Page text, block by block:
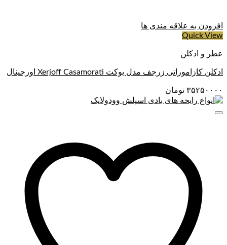
افزودن به علاقه مندی ها
Quick View
عطر و ادکلن
ادکلن کازاموراتی زرجف مدل بوکت Xerjoff Casamorati اورجینال
۳۵۲۵۰۰۰۰ تومان